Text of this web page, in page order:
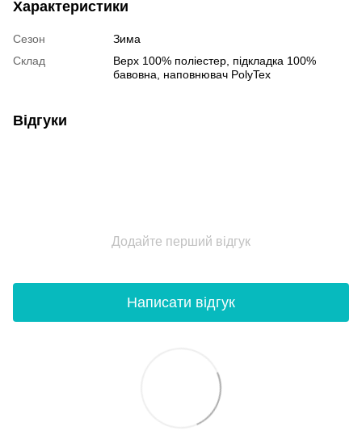
Характеристики
Сезон
Зима
Склад
Верх 100% поліестер, пiдкладка 100%
бавовна, наповнювач PolyTex
Відгуки
Додайте перший відгук
Написати відгук